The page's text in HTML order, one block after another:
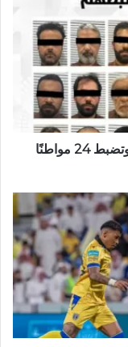
الكويت تُحبط مخططًا لتمويل الإرهاب وتضبط 24 مواطنًا